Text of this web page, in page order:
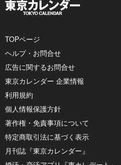
TOPページ
ヘルプ・お問合せ
広告に関するお問合せ
東京カレンダー 企業情報
利用規約
個人情報保護方針
著作権・免責事項について
特定商取引法に基づく表示
月刊誌『東京カレンダー』